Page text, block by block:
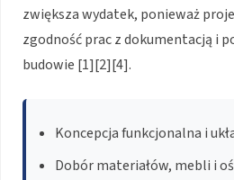
zwiększa wydatek, ponieważ
zgodność prac z dokumentacją i
budowie [1][2][4].
Koncepcja funkcjonalna i
Dobór materiałów, mebli i